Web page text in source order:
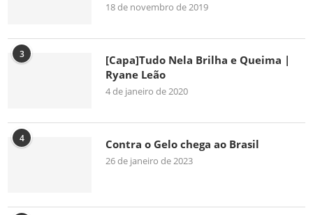
18 de novembro de 2019
3
[Capa]Tudo Nela Brilha e Queima |
Ryane Leão
4 de janeiro de 2020
4 Contra o Gelo chega ao Brasil
26 de janeiro de 2023